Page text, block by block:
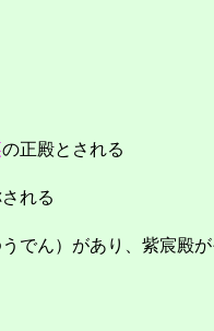
の正殿とされる
れる
でん）があり、紫宸殿